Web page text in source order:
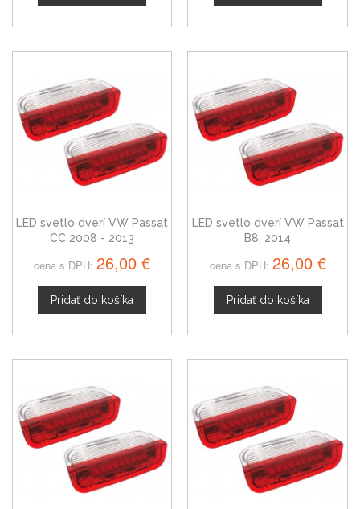
LED svetlo dverí VW Passat
CC 2008 - 2013
cena s DPH: 26,00 €
Pridať do košíka
LED svetlo dverí VW Passat
B8, 2014
cena s DPH: 26,00 €
Pridať do košíka